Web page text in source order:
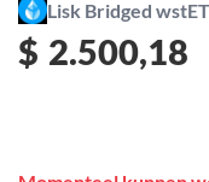
Lisk Bridged
$ 2.500,18